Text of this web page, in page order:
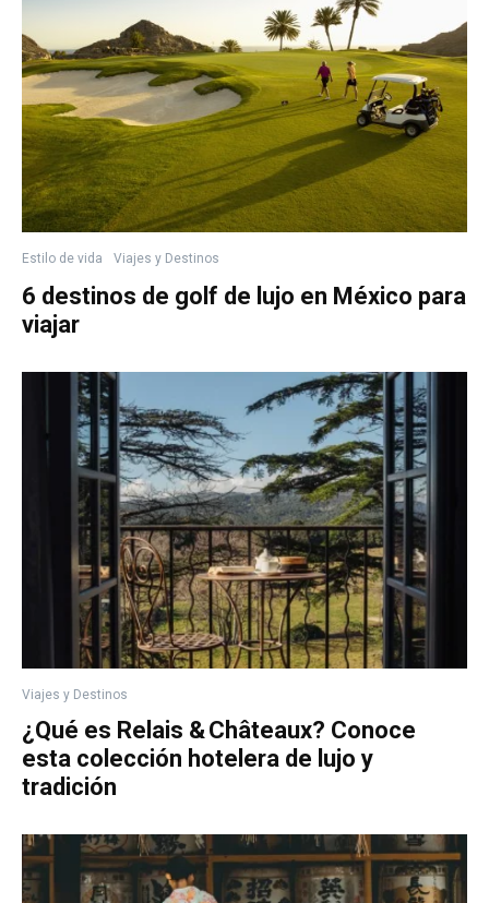
Estilo de vida Viajes y Destinos
6 destinos de golf de lujo en México para
viajar
Viajes y Destinos
¿Qué es Relais & Châteaux? Conoce
esta colección hotelera de lujo y
tradición